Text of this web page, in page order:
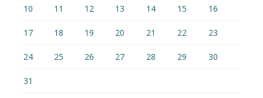
10 11 12 13 14 15 16
17 18 19 20 21 22 23
24 25 26 27 28 29 30
31